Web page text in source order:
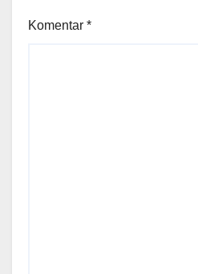
Komentar *